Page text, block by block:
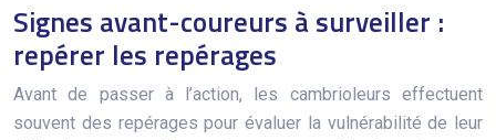
Signes avant-coureurs à surveiller :
repérer les repérages
Avant de passer à l’action, les cambrioleurs effectuent
souvent des repérages pour évaluer la vulnérabilité de leur